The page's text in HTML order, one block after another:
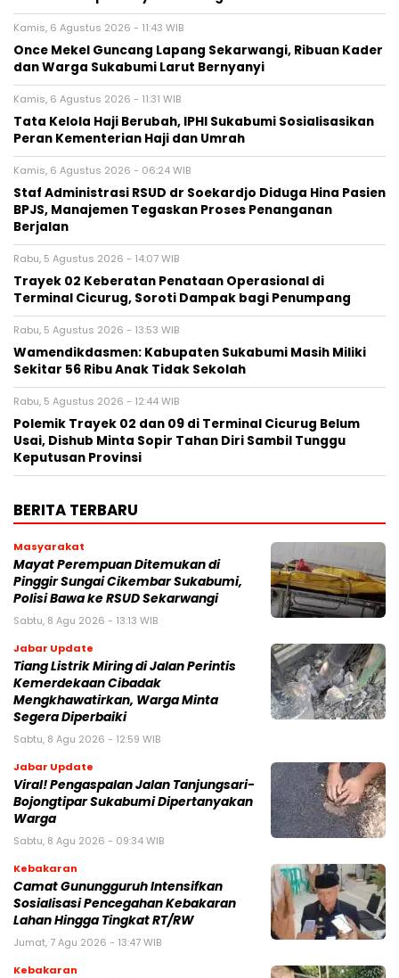
Kamis, 6 Agustus 2026 - 11:43 WIB
Once Mekel Guncang Lapang Sekarwangi, Ribuan Kader
dan Warga Sukabumi Larut Bernyanyi
Kamis, 6 Agustus 2026 - 11:31 WIB
Tata Kelola Haji Berubah, IPHI Sukabumi Sosialisasikan
Peran Kementerian Haji dan Umrah
Kamis, 6 Agustus 2026 - 06:24 WIB
Staf Administrasi RSUD dr Soekardjo Diduga Hina Pasien
BPJS, Manajemen Tegaskan Proses Penanganan
Berjalan
Rabu, 5 Agustus 2026 - 14:07 WIB
‎Trayek 02 Keberatan Penataan Operasional di
Terminal Cicurug, Soroti Dampak bagi Penumpang
Rabu, 5 Agustus 2026 - 13:53 WIB
Wamendikdasmen: Kabupaten Sukabumi Masih Miliki
Sekitar 56 Ribu Anak Tidak Sekolah
Rabu, 5 Agustus 2026 - 12:44 WIB
Polemik Trayek 02 dan 09 di Terminal Cicurug Belum
Usai, Dishub Minta Sopir Tahan Diri Sambil Tunggu
Keputusan Provinsi
BERITA TERBARU
Masyarakat
‎Mayat Perempuan Ditemukan di
Pinggir Sungai Cikembar Sukabumi,
Polisi Bawa ke RSUD Sekarwangi‎
Sabtu, 8 Agu 2026 - 13:13 WIB
Jabar Update
Tiang Listrik Miring di Jalan Perintis
Kemerdekaan Cibadak
Mengkhawatirkan, Warga Minta
Segera Diperbaiki
Sabtu, 8 Agu 2026 - 12:59 WIB
Jabar Update
Viral! Pengaspalan Jalan Tanjungsari-
Bojongtipar Sukabumi Dipertanyakan
Warga
Sabtu, 8 Agu 2026 - 09:34 WIB
Kebakaran
‎‎Camat Gunungguruh Intensifkan
Sosialisasi Pencegahan Kebakaran
Lahan Hingga Tingkat RT/RW‎
Jumat, 7 Agu 2026 - 13:47 WIB
Kebakaran